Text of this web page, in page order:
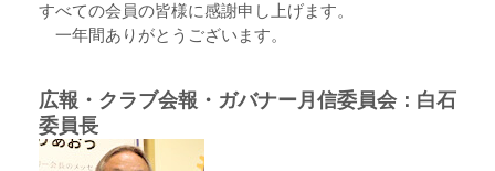
すべての会員の皆様に感謝申し上げます。
一年間ありがとうございます。
広報・クラブ会報・ガバナー月信委員会：白石
委員長